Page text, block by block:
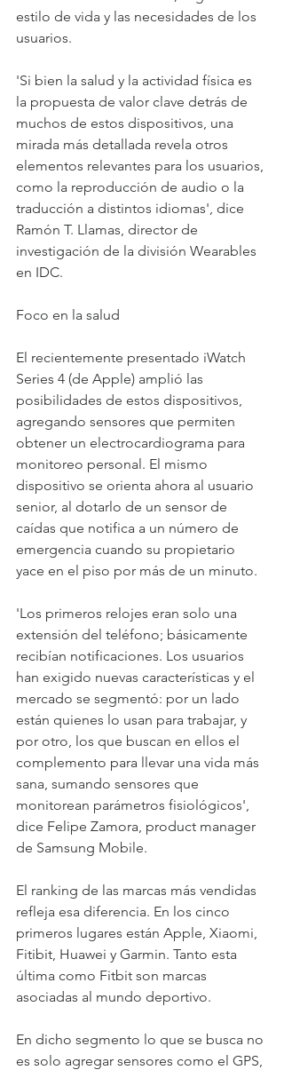
estilo de vida y las necesidades de los
usuarios.
'Si bien la salud y la actividad física es
la propuesta de valor clave detrás de
muchos de estos dispositivos, una
mirada más detallada revela otros
elementos relevantes para los usuarios,
como la reproducción de audio o la
traducción a distintos idiomas', dice
Ramón T. Llamas, director de
investigación de la división Wearables
en IDC.
Foco en la salud
El recientemente presentado iWatch
Series 4 (de Apple) amplió las
posibilidades de estos dispositivos,
agregando sensores que permiten
obtener un electrocardiograma para
monitoreo personal. El mismo
dispositivo se orienta ahora al usuario
senior, al dotarlo de un sensor de
caídas que notifica a un número de
emergencia cuando su propietario
yace en el piso por más de un minuto.
'Los primeros relojes eran solo una
extensión del teléfono; básicamente
recibían notificaciones. Los usuarios
han exigido nuevas características y el
mercado se segmentó: por un lado
están quienes lo usan para trabajar, y
por otro, los que buscan en ellos el
complemento para llevar una vida más
sana, sumando sensores que
monitorean parámetros fisiológicos',
dice Felipe Zamora, product manager
de Samsung Mobile.
El ranking de las marcas más vendidas
refleja esa diferencia. En los cinco
primeros lugares están Apple, Xiaomi,
Fitibit, Huawei y Garmin. Tanto esta
última como Fitbit son marcas
asociadas al mundo deportivo.
En dicho segmento lo que se busca no
es solo agregar sensores como el GPS,